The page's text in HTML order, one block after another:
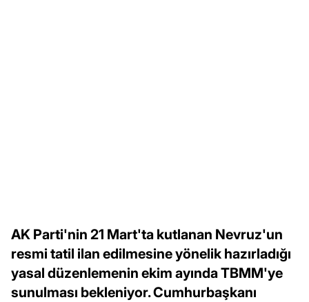
AK Parti'nin 21 Mart'ta kutlanan Nevruz'un
resmi tatil ilan edilmesine yönelik hazırladığı
yasal düzenlemenin ekim ayında TBMM'ye
sunulması bekleniyor. Cumhurbaşkanı